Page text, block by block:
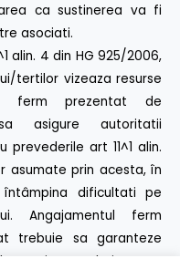
ca sustinerea va fi
asociati.
alin. 4 din HG 925/2006,
tertilor vizeaza resurse
ferm prezentat de
asigure autoritatii
art 11^1 alin.
asumate prin acesta, în
dificultati pe
Angajamentul ferm
trebuie sa garanteze
ca, in cazul in care